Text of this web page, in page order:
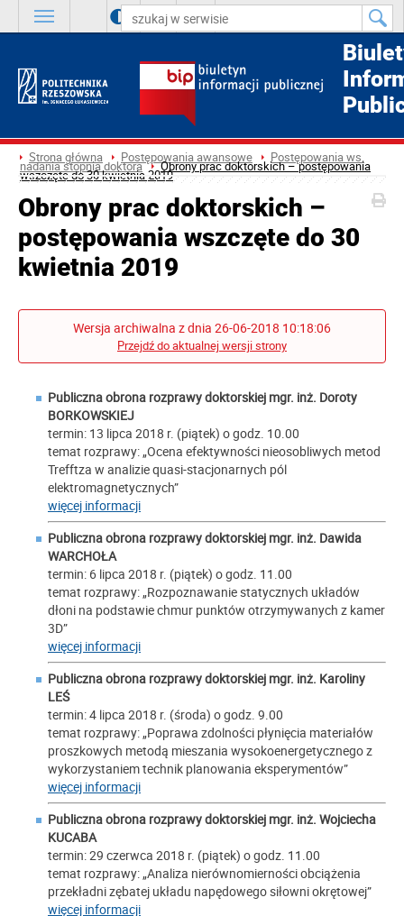
A A A
Strona główna Postępowania awansowe Postępowania ws.
nadania stopnia doktora Obrony prac doktorskich – postępowania
wszczęte do 30 kwietnia 2019
Obrony prac doktorskich –
postępowania wszczęte do 30
kwietnia 2019
Wersja archiwalna z dnia 26-06-2018 10:18:06
Przejdź do aktualnej wersji strony
Publiczna obrona rozprawy doktorskiej mgr. inż. Doroty
BORKOWSKIEJ
termin: 13 lipca 2018 r. (piątek) o godz. 10.00
temat rozprawy: „Ocena efektywności nieosobliwych metod
Trefftza w analizie quasi-stacjonarnych pól
elektromagnetycznych”
więcej informacji
Publiczna obrona rozprawy doktorskiej mgr. inż. Dawida
WARCHOŁA
termin: 6 lipca 2018 r. (piątek) o godz. 11.00
temat rozprawy: „Rozpoznawanie statycznych układów
dłoni na podstawie chmur punktów otrzymywanych z kamer
3D”
więcej informacji
Publiczna obrona rozprawy doktorskiej mgr. inż. Karoliny
LEŚ
termin: 4 lipca 2018 r. (środa) o godz. 9.00
temat rozprawy: „Poprawa zdolności płynięcia materiałów
proszkowych metodą mieszania wysokoenergetycznego z
wykorzystaniem technik planowania eksperymentów”
więcej informacji
Publiczna obrona rozprawy doktorskiej mgr. inż. Wojciecha
KUCABA
termin: 29 czerwca 2018 r. (piątek) o godz. 11.00
temat rozprawy: „Analiza nierównomierności obciążenia
przekładni zębatej układu napędowego siłowni okrętowej”
więcej informacji